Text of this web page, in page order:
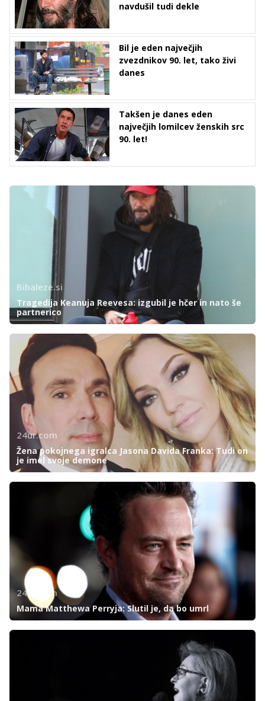
navdušil tudi dekle
Bil je eden največjih
zvezdnikov 90. let, tako živi
danes
Takšen je danes eden
največjih lomilcev ženskih src
90. let!
Bibaleze.si
Tragedija Keanuja Reevesa: izgubil je hčer in nato še
partnerico
24ur.com
Žena pokojnega igralca Jasona Davida Franka: Tudi on
je imel svoje demone
24ur.com
Mama Matthewa Perryja: Slutil je, da bo umrl